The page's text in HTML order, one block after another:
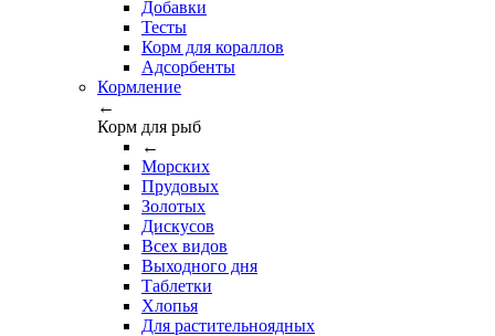
Добавки
Тесты
Корм для кораллов
Адсорбенты
Кормление
←
Корм для рыб
←
Морских
Прудовых
Золотых
Дискусов
Всех видов
Выходного дня
Таблетки
Хлопья
Для растительноядных